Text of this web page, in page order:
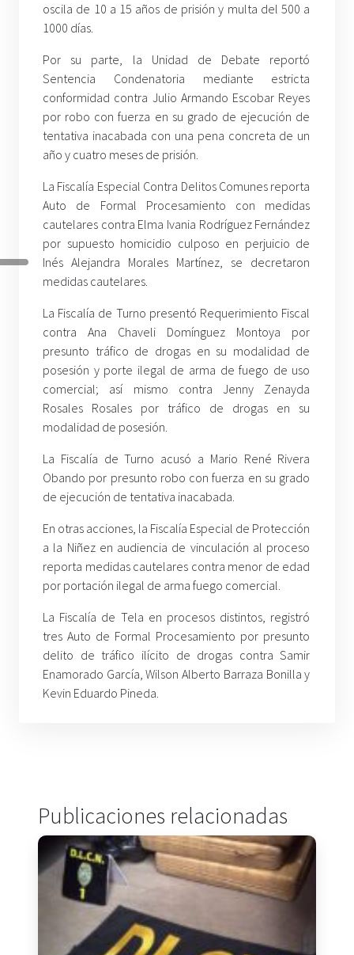
oscila de 10 a 15 años de prisión y multa del 500 a
1000 días.
Por su parte, la Unidad de Debate reportó
Sentencia Condenatoria mediante estricta
conformidad contra Julio Armando Escobar Reyes
por robo con fuerza en su grado de ejecución de
tentativa inacabada con una pena concreta de un
año y cuatro meses de prisión.
La Fiscalía Especial Contra Delitos Comunes reporta
Auto de Formal Procesamiento con medidas
cautelares contra Elma Ivania Rodríguez Fernández
por supuesto homicidio culposo en perjuicio de
Inés Alejandra Morales Martínez, se decretaron
medidas cautelares.
La Fiscalía de Turno presentó Requerimiento Fiscal
contra Ana Chaveli Domínguez Montoya por
presunto tráfico de drogas en su modalidad de
posesión y porte ilegal de arma de fuego de uso
comercial; así mismo contra Jenny Zenayda
Rosales Rosales por tráfico de drogas en su
modalidad de posesión.
La Fiscalía de Turno acusó a Mario René Rivera
Obando por presunto robo con fuerza en su grado
de ejecución de tentativa inacabada.
En otras acciones, la Fiscalía Especial de Protección
a la Niñez en audiencia de vinculación al proceso
reporta medidas cautelares contra menor de edad
por portación ilegal de arma fuego comercial.
La Fiscalía de Tela en procesos distintos, registró
tres Auto de Formal Procesamiento por presunto
delito de tráfico ilícito de drogas contra Samir
Enamorado García, Wilson Alberto Barraza Bonilla y
Kevin Eduardo Pineda.
Publicaciones relacionadas